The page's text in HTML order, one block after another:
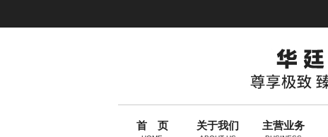
首 页 关于我们 主营业务